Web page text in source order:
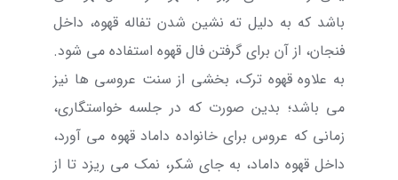
باشد که به دلیل ته نشین شدن تفاله قهوه، داخل
فنجان، از آن برای گرفتن فال قهوه استفاده می شود.
به علاوه قهوه ترک، بخشی از سنت عروسی ها نیز
می باشد؛ بدین صورت که در جلسه خواستگاری،
زمانی که عروس برای خانواده داماد قهوه می آورد،
داخل قهوه داماد، به جای شکر، نمک می ریزد تا از